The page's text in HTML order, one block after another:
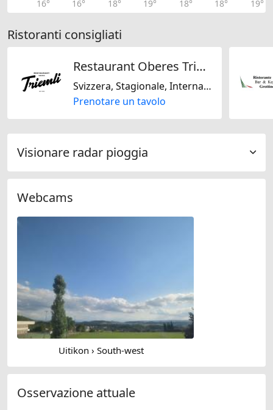
16°
16°
18°
19°
18°
18°
19°
Ristoranti consigliati
Restaurant Oberes Triemli
Svizzera, Stagionale, Internazionale, Regionale
Prenotare un tavolo
Visionare radar pioggia
Webcams
Uitikon › South-west
Osservazione attuale